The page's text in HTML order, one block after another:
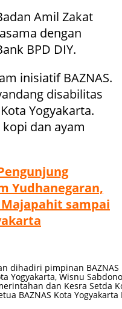
Amil Zakat
dengan
BPD DIY.
inisiatif BAZNAS.
disabilitas
Yogyakarta.
dan ayam
Yudhanegaran,
sampai
dihadiri pimpinan
Yogyakarta, Wisnu
dan Kesra Setda
BAZNAS Kota